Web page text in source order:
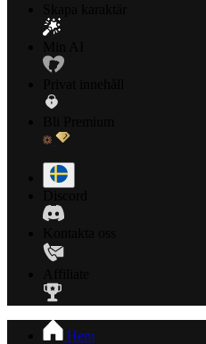
Hem